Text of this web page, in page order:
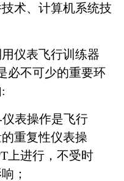
术、计算机系统技
仪表飞行训练器
必不可少的重要环
表操作是飞行
重复性仪表操
上进行，不受时
；